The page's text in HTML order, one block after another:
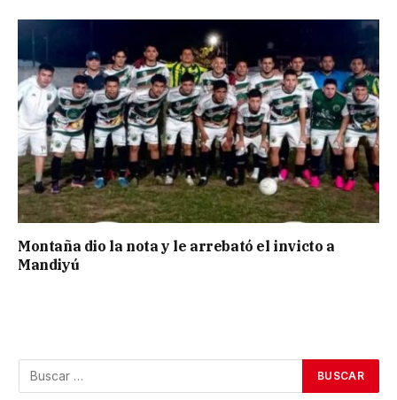
Montaña dio la nota y le arrebató el invicto a
Mandiyú